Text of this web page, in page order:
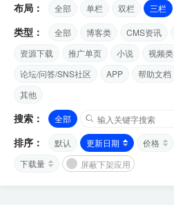
布局： 全部 单栏 双栏 三栏
类型： 全部 博客类 CMS资讯
资源下载
推广单页 小说 视频类
论坛/问答/SNS社区
APP 帮助文档
其他
搜索： 全部
排序： 默认 更新日期 价格
下载量
屏蔽下架应用